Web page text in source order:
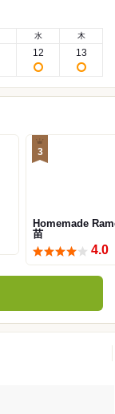
水
12
木
13
3
Homemade
苗
4.0